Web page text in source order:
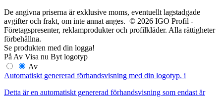
De angivna priserna är exklusive moms, eventuellt lagstadgade
avgifter och frakt, om inte annat anges. © 2026 IGO Profil -
Företagspresenter, reklamprodukter och profilkläder. Alla rättigheter
förbehållna.
Se produkten med din logga!
På Av Visa nu Byt logotyp
Av
Automatiskt genererad förhandsvisning med din logotyp. i
Detta är en automatiskt genererad förhandsvisning som endast är